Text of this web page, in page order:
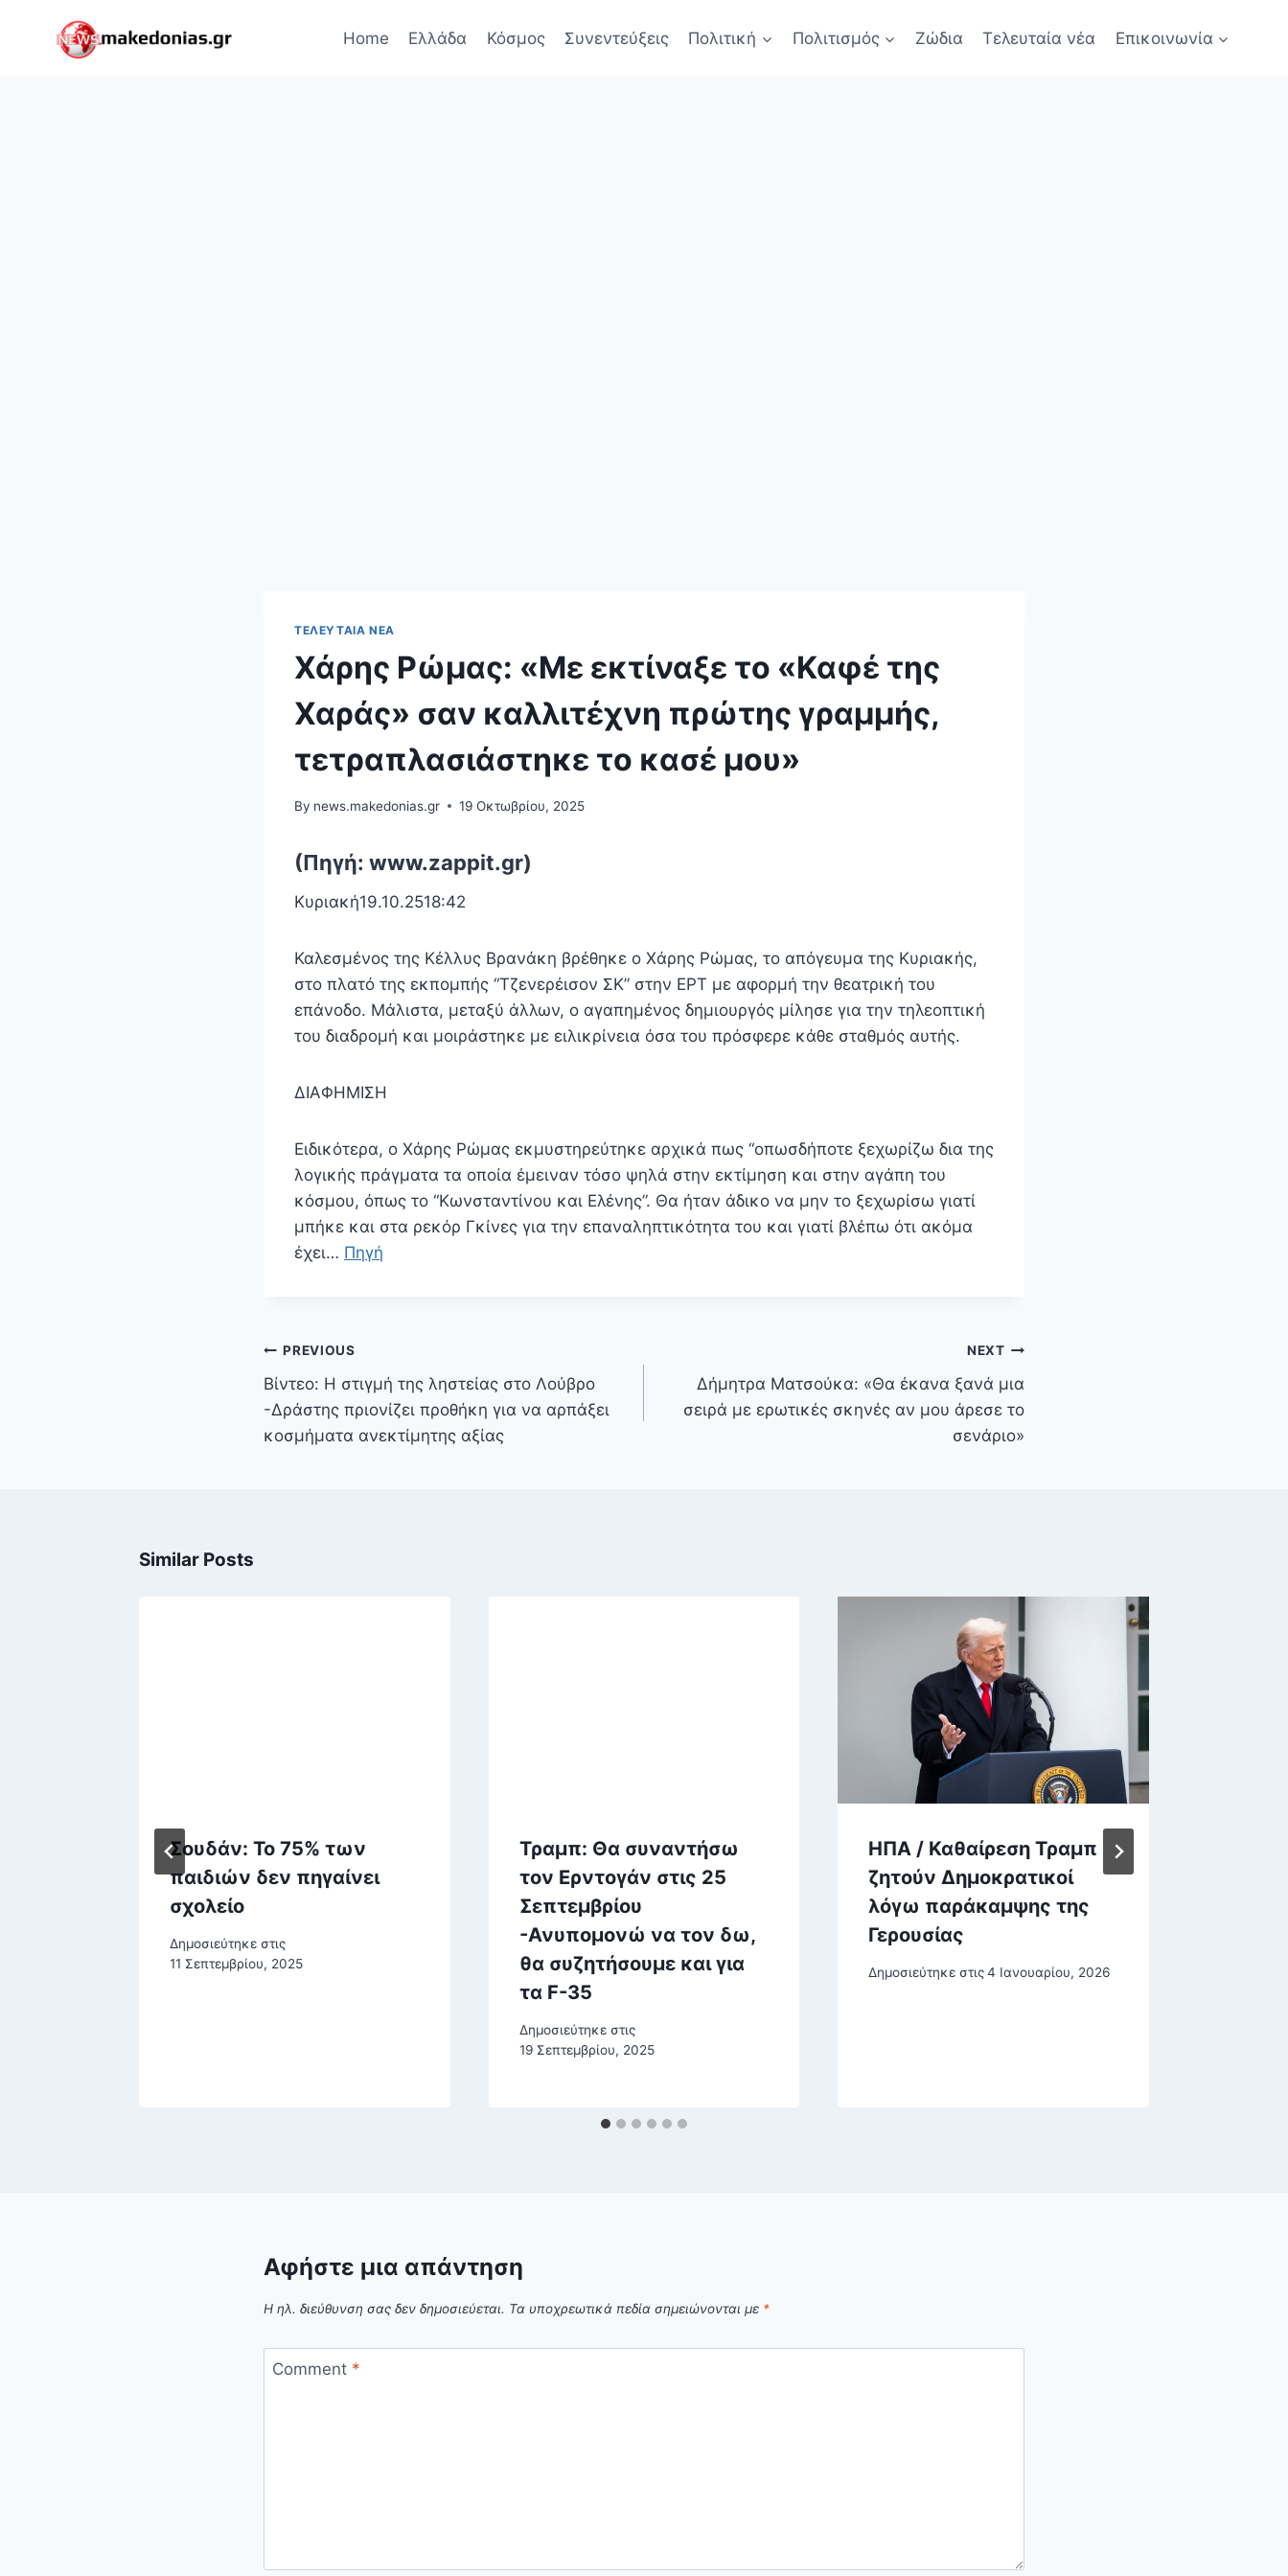
Home Ελλάδα Κόσμος Συνεντεύξεις Πολιτική Πολιτισμός Ζώδια Τελευταία νέα Επικοινωνία
ΤΕΛΕΥΤΑΊΑ ΝΈΑ
Χάρης Ρώμας: «Με εκτίναξε το «Καφέ της
Χαράς» σαν καλλιτέχνη πρώτης γραμμής,
τετραπλασιάστηκε το κασέ μου»
By news.makedonias.gr 19 Οκτωβρίου, 2025
(Πηγή: www.zappit.gr)
Κυριακή19.10.2518:42
Καλεσμένος της Κέλλυς Βρανάκη βρέθηκε ο Χάρης Ρώμας, το απόγευμα της Κυριακής,
στο πλατό της εκπομπής “Τζενερέισον ΣΚ” στην ΕΡΤ με αφορμή την θεατρική του
επάνοδο. Μάλιστα, μεταξύ άλλων, ο αγαπημένος δημιουργός μίλησε για την τηλεοπτική
του διαδρομή και μοιράστηκε με ειλικρίνεια όσα του πρόσφερε κάθε σταθμός αυτής.
ΔΙΑΦΗΜΙΣΗ
Ειδικότερα, ο Χάρης Ρώμας εκμυστηρεύτηκε αρχικά πως “οπωσδήποτε ξεχωρίζω δια της
λογικής πράγματα τα οποία έμειναν τόσο ψηλά στην εκτίμηση και στην αγάπη του
κόσμου, όπως το “Κωνσταντίνου και Ελένης”. Θα ήταν άδικο να μην το ξεχωρίσω γιατί
μπήκε και στα ρεκόρ Γκίνες για την επαναληπτικότητα του και γιατί βλέπω ότι ακόμα
έχει… Πηγή
Πλοήγηση
άρθρων
PREVIOUS
Βίντεο: Η στιγμή της ληστείας στο Λούβρο
-Δράστης πριονίζει προθήκη για να αρπάξει
κοσμήματα ανεκτίμητης αξίας
NEXT
Δήμητρα Ματσούκα: «Θα έκανα ξανά μια
σειρά με ερωτικές σκηνές αν μου άρεσε το
σενάριο»
Similar Posts
Σουδάν: Το 75% των
παιδιών δεν πηγαίνει
σχολείο
Δημοσιεύτηκε στις
11 Σεπτεμβρίου, 2025
Τραμπ: Θα συναντήσω
τον Ερντογάν στις 25
Σεπτεμβρίου
-Ανυπομονώ να τον δω,
θα συζητήσουμε και για
τα F-35
Δημοσιεύτηκε στις
19 Σεπτεμβρίου, 2025
ΗΠΑ / Καθαίρεση Τραμπ
ζητούν Δημοκρατικοί
λόγω παράκαμψης της
Γερουσίας
Δημοσιεύτηκε στις 4 Ιανουαρίου, 2026
Αφήστε μια απάντηση
Η ηλ. διεύθυνση σας δεν δημοσιεύεται. Τα υποχρεωτικά πεδία σημειώνονται με *
Comment *